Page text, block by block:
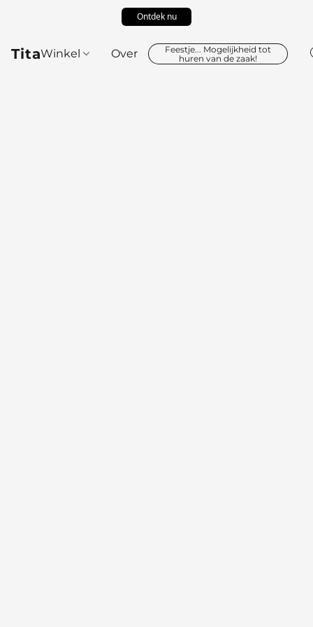
Ontdek nu
TitaWinkel Over
Feestje... Mogelijkheid tot
huren van de zaak!